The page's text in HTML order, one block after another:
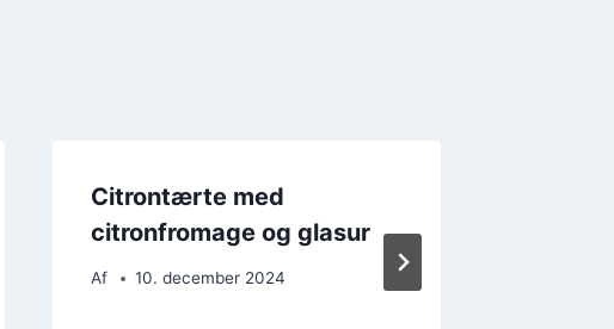
Citrontærte med
citronfromage og glasur
Af 10. december 2024